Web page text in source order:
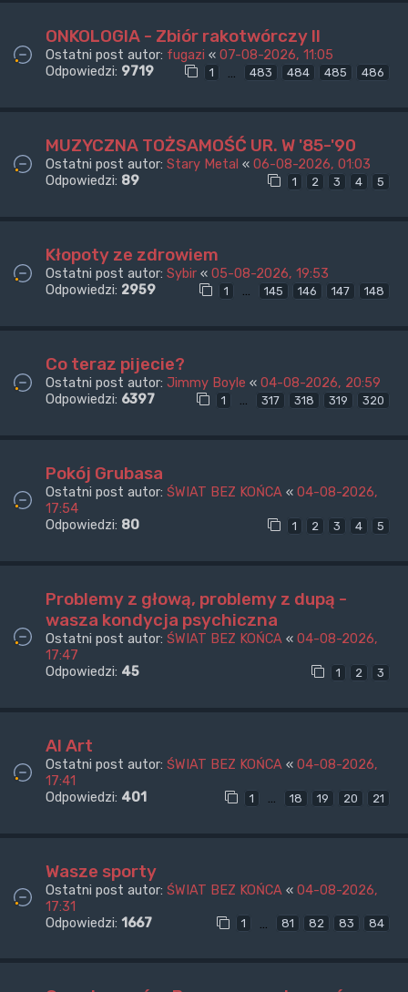
ONKOLOGIA - Zbiór rakotwórczy II
Ostatni post autor: fugazi « 07-08-2026, 11:05
Odpowiedzi: 9719 1 … 483 484 485 486
MUZYCZNA TOŻSAMOŚĆ UR. W '85-'90
Ostatni post autor: Stary Metal « 06-08-2026, 01:03
Odpowiedzi: 89 1 2 3 4 5
Kłopoty ze zdrowiem
Ostatni post autor: Sybir « 05-08-2026, 19:53
Odpowiedzi: 2959 1 … 145 146 147 148
Co teraz pijecie?
Ostatni post autor: Jimmy Boyle « 04-08-2026, 20:59
Odpowiedzi: 6397 1 … 317 318 319 320
Pokój Grubasa
Ostatni post autor: ŚWIAT BEZ KOŃCA « 04-08-2026,
17:54
Odpowiedzi: 80 1 2 3 4 5
Problemy z głową, problemy z dupą -
wasza kondycja psychiczna
Ostatni post autor: ŚWIAT BEZ KOŃCA « 04-08-2026,
17:47
Odpowiedzi: 45 1 2 3
AI Art
Ostatni post autor: ŚWIAT BEZ KOŃCA « 04-08-2026,
17:41
Odpowiedzi: 401 1 … 18 19 20 21
Wasze sporty
Ostatni post autor: ŚWIAT BEZ KOŃCA « 04-08-2026,
17:31
Odpowiedzi: 1667 1 … 81 82 83 84